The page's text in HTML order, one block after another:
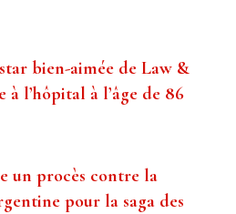
bien-aimée de Law &
à l’hôpital à l’âge de 86
un procès contre la
pour la saga des